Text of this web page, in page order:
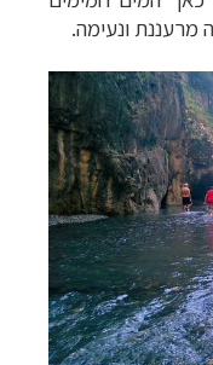
מרעננת ונעימה.